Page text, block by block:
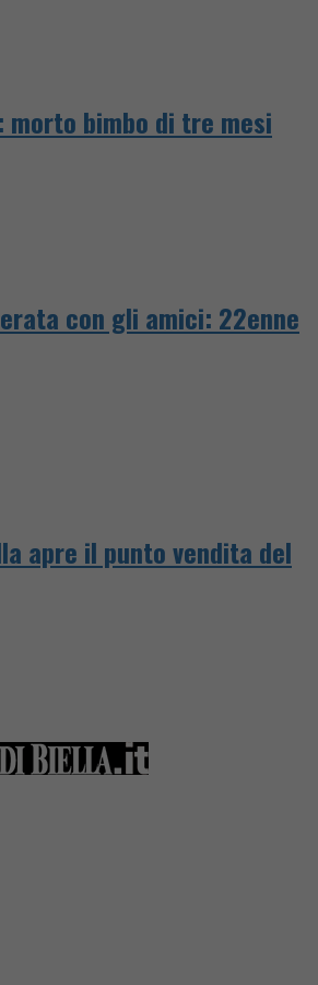
morto bimbo di tre mesi
con gli amici: 22enne
apre il punto vendita del